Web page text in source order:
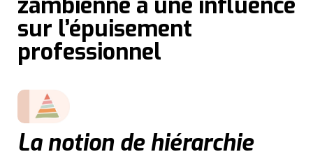
sur l’épuisement
professionnel
La notion de hiérarchie